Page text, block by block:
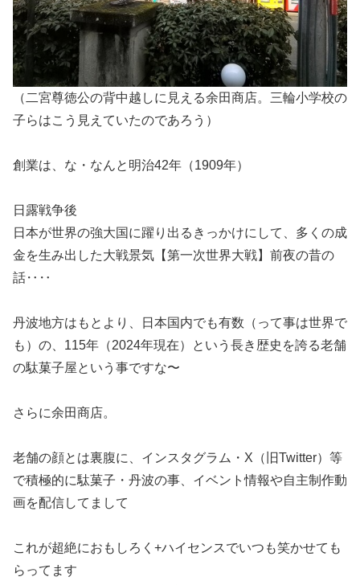
（二宮尊徳公の背中越しに見える余田商店。三輪小学校の
子らはこう見えていたのであろう）
創業は、な・なんと明治42年（1909年）
日露戦争後
日本が世界の強大国に躍り出るきっかけにして、多くの成
金を生み出した大戦景気【第一次世界大戦】前夜の昔の
話‥‥
丹波地方はもとより、日本国内でも有数（って事は世界で
も）の、115年（2024年現在）という長き歴史を誇る老舗
の駄菓子屋という事ですな〜
さらに余田商店。
老舗の顔とは裏腹に、インスタグラム・X（旧Twitter）等
で積極的に駄菓子・丹波の事、イベント情報や自主制作動
画を配信してまして
これが超絶におもしろく+ハイセンスでいつも笑かせても
らってます